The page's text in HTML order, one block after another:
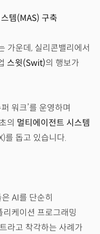
템(MAS) 구축
가운데, 실리콘밸리에서
스윗(Swit)의 행보가
워크’를 운영하며
의 멀티에이전트 시스템
를 돕고 있습니다.
AI를 단순히
리케이션 프로그래밍
라고 착각하는 사례가